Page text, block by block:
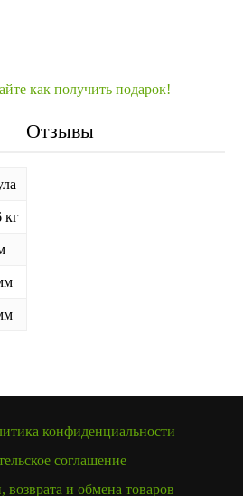
как получить подарок!
Отзывы
кг
конфиденциальности
соглашение
и обмена товаров